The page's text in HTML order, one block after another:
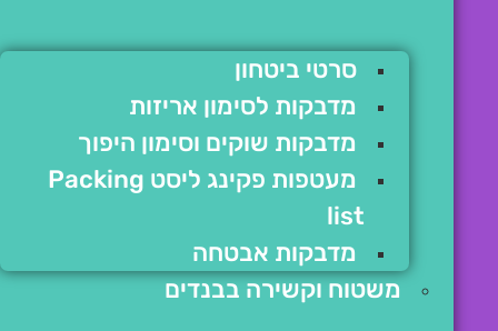
סרטי ביטחון
מדבקות לסימון אריזות
מדבקות שוקים וסימון היפוך
מעטפות פקינג ליסט Packing
list
מדבקות אבטחה
משטוח וקשירה בבנדים